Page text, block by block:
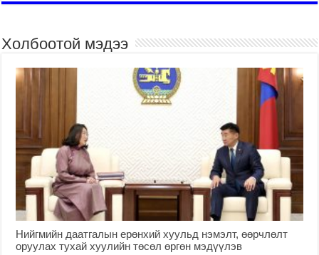
Холбоотой мэдээ
Нийгмийн даатгалын ерөнхий хуульд нэмэлт, өөрчлөлт
оруулах тухай хуулийн төсөл өргөн мэдүүлэв